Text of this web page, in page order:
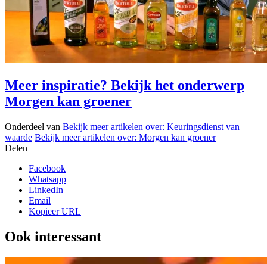
Meer inspiratie? Bekijk het onderwerp
Morgen kan groener
Onderdeel van Bekijk meer artikelen over: Keuringsdienst van
waarde Bekijk meer artikelen over: Morgen kan groener
Delen
Facebook
Whatsapp
LinkedIn
Email
Kopieer URL
Ook interessant